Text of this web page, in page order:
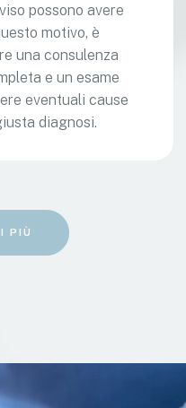
possono avere
motivo, è
una consulenza
e un esame
eventuali cause
diagnosi.
PIÙ